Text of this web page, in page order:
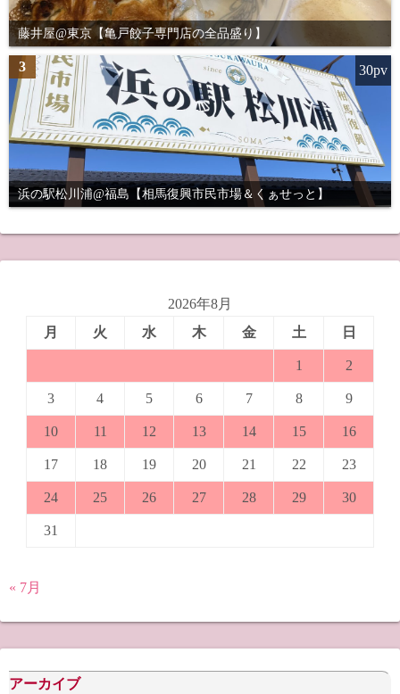
藤井屋@東京【亀戸餃子専門店の全品盛り】
3
浜の駅松川浦@福島【相馬復興市民市場＆くぁせっと】
30pv
2026年8月
月
火 水 木 金 土 日
1 2
3 4 5 6 7 8 9
10 11 12 13 14 15 16
17 18 19 20 21 22 23
24 25 26 27 28 29 30
31
« 7月
アーカイブ